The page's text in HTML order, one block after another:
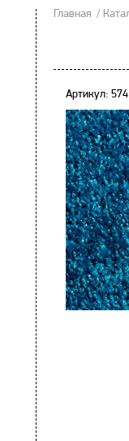
Главная
Артикул: 574